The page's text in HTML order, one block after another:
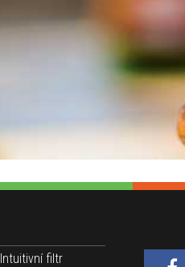
Intuitivní filtr